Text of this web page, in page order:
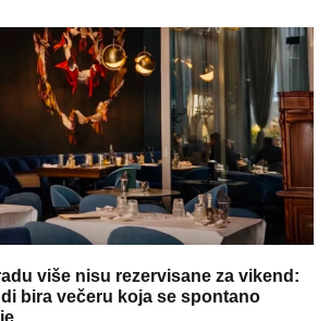
više nisu rezervisane za vikend:
bira večeru koja se spontano